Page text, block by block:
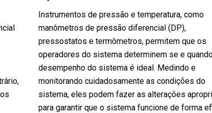
Instrumentos de pressão e temperatura, como
manômetros de pressão diferencial (DP),
pressostatos e termômetros, permitem que os
operadores do sistema determinem se e
desempenho do sistema é ideal. Medindo e
monitorando cuidadosamente as condições do
sistema, eles podem fazer as alterações
para garantir que o sistema funcione de forma